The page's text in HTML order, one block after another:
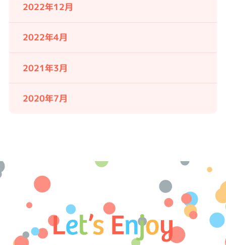
2022年12月
2022年4月
2021年3月
2020年7月